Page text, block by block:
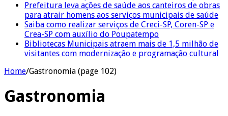
Prefeitura leva ações de saúde aos canteiros de obras
para atrair homens aos serviços municipais de saúde
Saiba como realizar serviços de Creci-SP, Coren-SP e
Crea-SP com auxílio do Poupatempo
Bibliotecas Municipais atraem mais de 1,5 milhão de
visitantes com modernização e programação cultural
Home/Gastronomia (page 102)
Gastronomia